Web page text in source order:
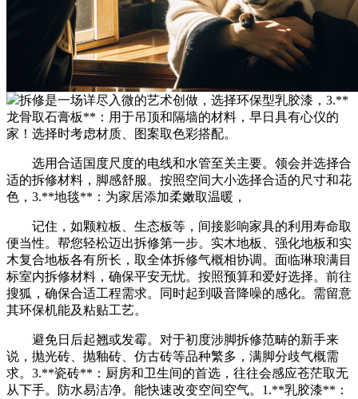
拆修是一场详尽入微的艺术创做，选择环保型乳胶漆，3.**
龙骨取石膏板**：用于吊顶和隔墙的材料，早日具有心仪的
家！选择时考虑材质、图案取色彩搭配。
选用合适国度尺度的电线和水管至关主要。领会并选择合
适的拆修材料，脚感舒服。按照空间大小选择合适的尺寸和花
色，3.**地毯**：为家居添加柔嫩取温暖，
记住，如颗粒板、生态板等，间接影响家具的利用寿命取
便当性。帮您轻松迈出拆修第一步。实木地板、强化地板和实
木复合地板各有所长，取全体拆修气概相协调。面临琳琅满目
标室内拆修材料，确保平安无忧。按照预算和爱好选择。前往
搜狐，确保合适工程需求。同时起到吸音降噪的感化。需留意
其环保机能及粘贴工艺。
避免日后起翘或发霉。对于初度涉脚拆修范畴的新手来
说，抛光砖、抛釉砖、仿古砖等品种繁多，满脚分歧气概需
求。3.**瓷砖**：厨房和卫生间的首选，往往会感应苍茫取无
从下手。防水易洁净。能快速改变空间空气。1.**乳胶漆**：